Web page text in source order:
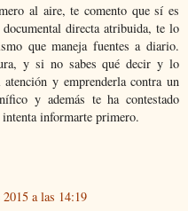
al aire, te comento que sí es
directa atribuida, te lo
que maneja fuentes a diario.
y si no sabes qué decir y lo
y emprenderla contra un
y además te ha contestado
informarte primero.
a las 14:19